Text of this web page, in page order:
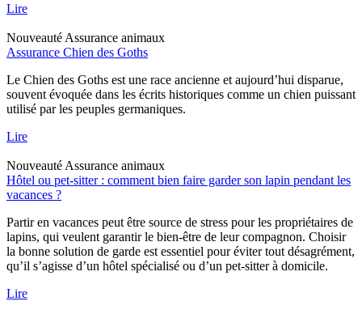
Lire
Nouveauté Assurance animaux
Assurance Chien des Goths
Le Chien des Goths est une race ancienne et aujourd’hui disparue,
souvent évoquée dans les écrits historiques comme un chien puissant
utilisé par les peuples germaniques.
Lire
Nouveauté Assurance animaux
Hôtel ou pet-sitter : comment bien faire garder son lapin pendant les
vacances ?
Partir en vacances peut être source de stress pour les propriétaires de
lapins, qui veulent garantir le bien-être de leur compagnon. Choisir
la bonne solution de garde est essentiel pour éviter tout désagrément,
qu’il s’agisse d’un hôtel spécialisé ou d’un pet-sitter à domicile.
Lire